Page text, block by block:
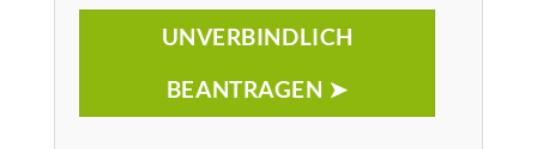
UNVERBINDLICH
BEANTRAGEN ➤